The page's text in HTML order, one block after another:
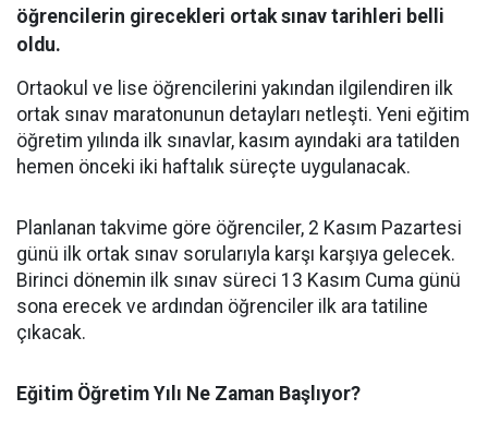
öğrencilerin girecekleri ortak sınav tarihleri belli
oldu.
Ortaokul ve lise öğrencilerini yakından ilgilendiren ilk
ortak sınav maratonunun detayları netleşti. Yeni eğitim
öğretim yılında ilk sınavlar, kasım ayındaki ara tatilden
hemen önceki iki haftalık süreçte uygulanacak.
​Planlanan takvime göre öğrenciler, 2 Kasım Pazartesi
günü ilk ortak sınav sorularıyla karşı karşıya gelecek.
Birinci dönemin ilk sınav süreci 13 Kasım Cuma günü
sona erecek ve ardından öğrenciler ilk ara tatiline
çıkacak.
​Eğitim Öğretim Yılı Ne Zaman Başlıyor?